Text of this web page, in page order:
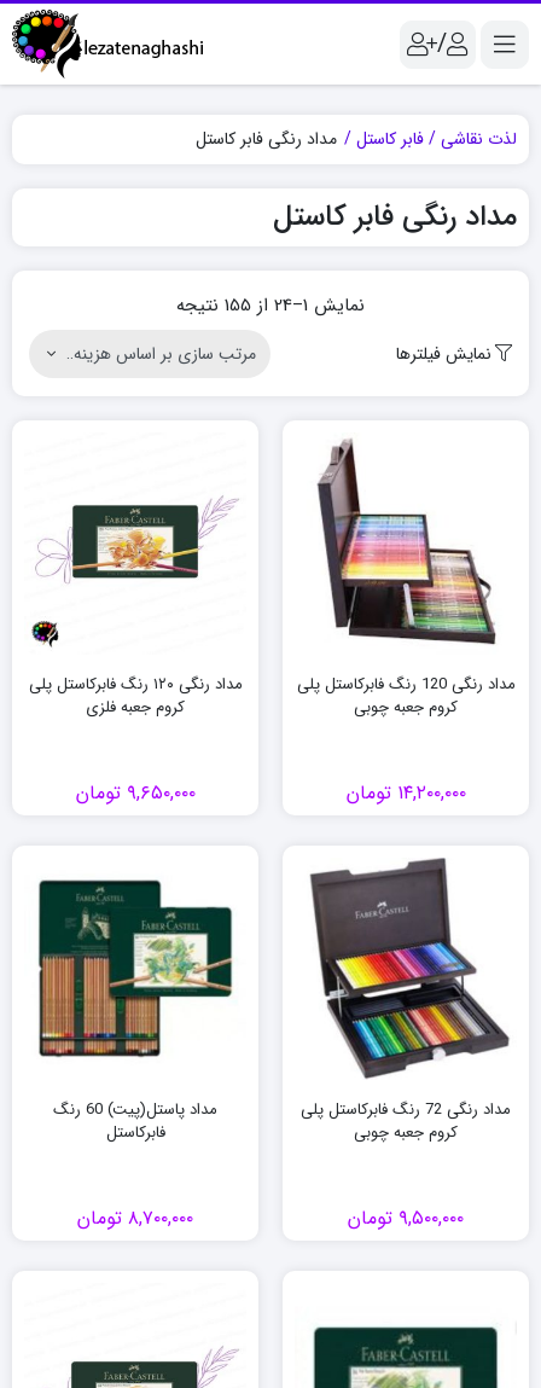
/
لذت نقاشی فابر کاستل مداد رنگی فابر کاستل
مداد رنگی فابر کاستل
نمایش 1–24 از 155 نتیجه
Sorted
نمایش فیلترها
مداد رنگی 120 رنگ فابرکاستل پلی
کروم جعبه چوبی
۱۴,۲۰۰,۰۰۰ تومان
مداد رنگی ۱۲۰ رنگ فابرکاستل پلی
کروم جعبه فلزی
۹,۶۵۰,۰۰۰ تومان
مداد رنگی 72 رنگ فابرکاستل پلی
کروم جعبه چوبی
۹,۵۰۰,۰۰۰ تومان
مداد پاستل(پیت) 60 رنگ
فابرکاستل
۸,۷۰۰,۰۰۰ تومان